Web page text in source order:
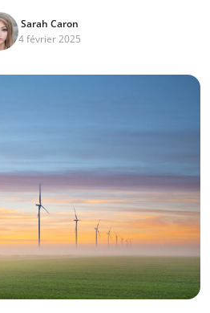
Sarah Caron
4 février 2025